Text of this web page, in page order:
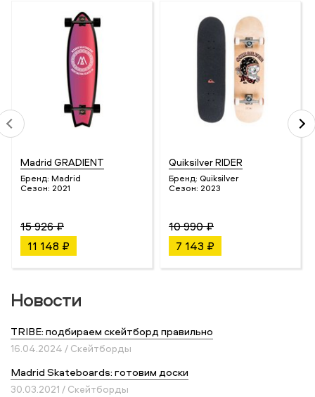
Madrid GRADIENT
Бренд: Madrid
Сезон: 2021
15 926 ₽
11 148 ₽
Quiksilver RIDER
Бренд: Quiksilver
Сезон: 2023
10 990 ₽
7 143 ₽
Новости
TRIBE: подбираем скейтборд правильно
16.04.2024 / Скейтборды
Madrid Skateboards: готовим доски
30.03.2021 / Скейтборды